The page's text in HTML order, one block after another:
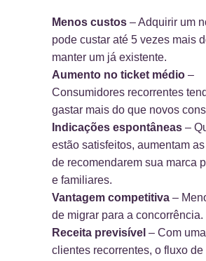
Menos custos – Adquirir um
pode custar até 5 vezes mais
manter um já existente.
Aumento no ticket médio –
Consumidores recorrentes
gastar mais do que novos
Indicações espontâneas –
estão satisfeitos, aumentam
de recomendarem sua marca
e familiares.
Vantagem competitiva –
de migrar para a concorrência.
Receita previsível – Com
clientes recorrentes, o fluxo